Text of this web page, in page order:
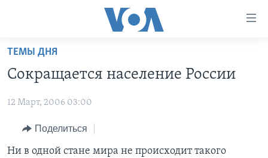
Перейти
основной
Перейти
навигации
ПРОГРАММЫ
АМЕРИКА
НОВОСТИ ЗА МИНУТУ
ИТОГИ
ПРОЕКТЫ
УЧИМ АНГЛИЙСКИЙ
НАША АМЕРИКАНСКАЯ ИСТОРИЯ
ЭКСПЕРТИЗА
ИНТЕРВЬЮ
ТЕМЫ ДНЯ
Сокращается население России
12 Март, 2006 03:00
Поделиться
Ни в одной стане мира не происходит такого